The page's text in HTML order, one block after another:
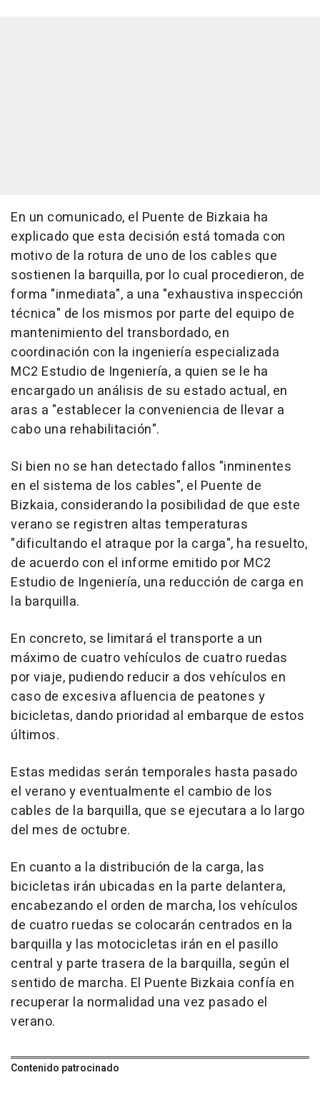
En un comunicado, el Puente de Bizkaia ha
explicado que esta decisión está tomada con
motivo de la rotura de uno de los cables que
sostienen la barquilla, por lo cual procedieron, de
forma "inmediata", a una "exhaustiva inspección
técnica" de los mismos por parte del equipo de
mantenimiento del transbordado, en
coordinación con la ingeniería especializada
MC2 Estudio de Ingeniería, a quien se le ha
encargado un análisis de su estado actual, en
aras a "establecer la conveniencia de llevar a
cabo una rehabilitación".
Si bien no se han detectado fallos "inminentes
en el sistema de los cables", el Puente de
Bizkaia, considerando la posibilidad de que este
verano se registren altas temperaturas
"dificultando el atraque por la carga", ha resuelto,
de acuerdo con el informe emitido por MC2
Estudio de Ingeniería, una reducción de carga en
la barquilla.
En concreto, se limitará el transporte a un
máximo de cuatro vehículos de cuatro ruedas
por viaje, pudiendo reducir a dos vehículos en
caso de excesiva afluencia de peatones y
bicicletas, dando prioridad al embarque de estos
últimos.
Estas medidas serán temporales hasta pasado
el verano y eventualmente el cambio de los
cables de la barquilla, que se ejecutara a lo largo
del mes de octubre.
En cuanto a la distribución de la carga, las
bicicletas irán ubicadas en la parte delantera,
encabezando el orden de marcha, los vehículos
de cuatro ruedas se colocarán centrados en la
barquilla y las motocicletas irán en el pasillo
central y parte trasera de la barquilla, según el
sentido de marcha. El Puente Bizkaia confía en
recuperar la normalidad una vez pasado el
verano.
Contenido patrocinado